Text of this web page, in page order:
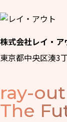
株式会社レイ・ア
東京都中央区湊3
ray-out
The